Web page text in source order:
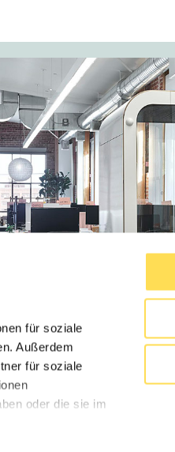
für soziale
Außerdem
für soziale
oder die sie im